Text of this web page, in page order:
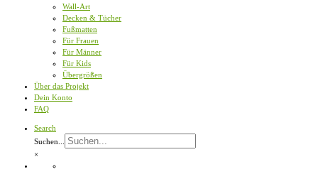
Wall-Art
Decken & Tücher
Fußmatten
Für Frauen
Für Männer
Für Kids
Übergrößen
Über das Projekt
Dein Konto
FAQ
Search
Suchen...
×